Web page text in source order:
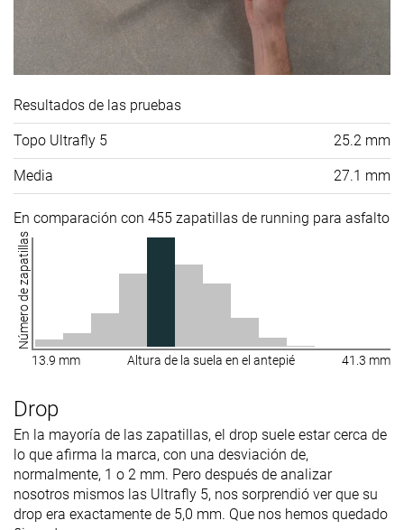
Resultados de las pruebas
Topo Ultrafly 5 25.2 mm
Media 27.1 mm
En comparación con 455 zapatillas de running para asfalto
Número de zapatillas
13.9 mm Altura de la suela en el antepié 41.3 mm
Drop
En la mayoría de las zapatillas, el drop suele estar cerca de
lo que afirma la marca, con una desviación de,
normalmente, 1 o 2 mm. Pero después de analizar
nosotros mismos las Ultrafly 5, nos sorprendió ver que su
drop era exactamente de 5,0 mm. Que nos hemos quedado